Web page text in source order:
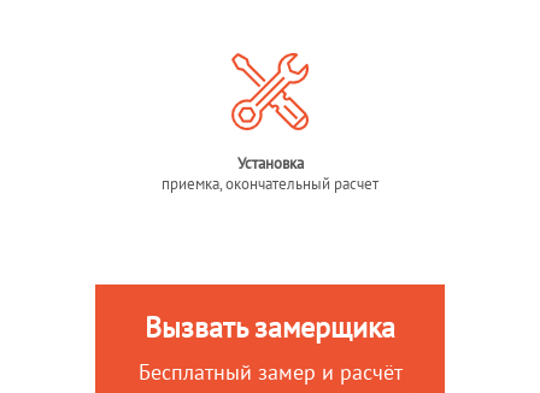
Установка
приемка, окончательный расчет
Вызвать замерщика
Бесплатный замер и расчёт